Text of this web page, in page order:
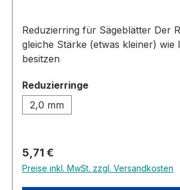
Reduzierring für Sägeblätter Der Ring sollte die
gleiche Stärke (etwas kleiner) wie
besitzen
Reduzierringeauswählen
2,0 mm
Regulärer Preis:
5,71 €
Preise inkl. MwSt. zzgl. Versandkosten